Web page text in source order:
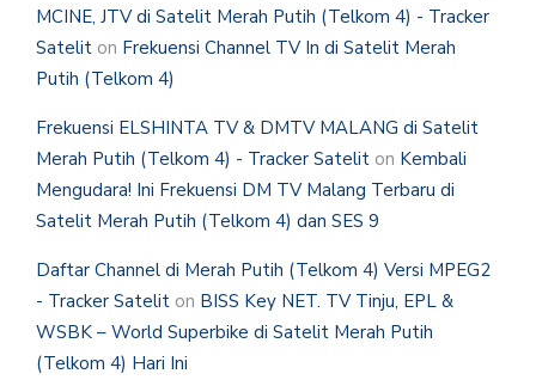
MCINE, JTV di Satelit Merah Putih (Telkom 4) - Tracker
Satelit on Frekuensi Channel TV In di Satelit Merah
Putih (Telkom 4)
Frekuensi ELSHINTA TV & DMTV MALANG di Satelit
Merah Putih (Telkom 4) - Tracker Satelit on Kembali
Mengudara! Ini Frekuensi DM TV Malang Terbaru di
Satelit Merah Putih (Telkom 4) dan SES 9
Daftar Channel di Merah Putih (Telkom 4) Versi MPEG2
- Tracker Satelit on BISS Key NET. TV Tinju, EPL &
WSBK – World Superbike di Satelit Merah Putih
(Telkom 4) Hari Ini